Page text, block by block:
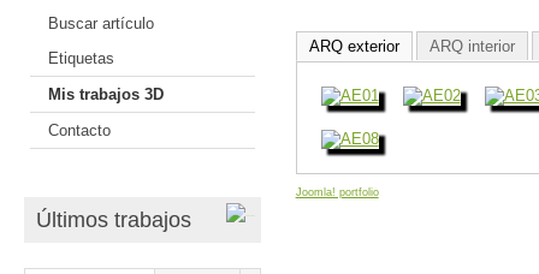
Buscar artículo
Etiquetas
Mis trabajos 3D
Contacto
Últimos trabajos
ARQ exterior ARQ interior
Joomla! portfolio